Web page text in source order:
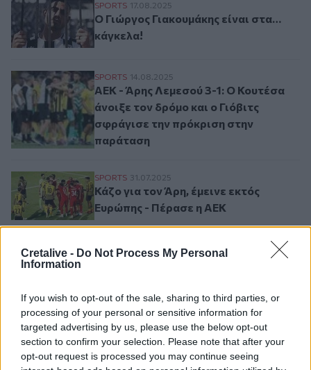
Cretalive - Do Not Process My Personal
Information
If you wish to opt-out of the sale, sharing to third parties, or
processing of your personal or sensitive information for
targeted advertising by us, please use the below opt-out
section to confirm your selection. Please note that after your
opt-out request is processed you may continue seeing
Ο Γιώργος Γιακουμάκης είναι στα…
SPORTS 17.08.2025
Ο Γιώργος Γιακουμάκης είναι στα…
κάγκελα!
ΑΕΚ - Άρης Λεμεσού 3-1: Ο Κουτέσα
SPORTS 14.08.2025
ΑΕΚ - Άρης Λεμεσού 3-1: Ο Κουτέσα
άνοιξε τον δρόμο και ο Γιόβιτς
σφράγισε την πρόκριση στην
παράταση
Κάζο για τον Άρη, έμεινε εκτός Ευρώπης
SPORTS 31.07.2025
Κάζο για τον Άρη, έμεινε εκτός
Ευρώπης - Πέρασε η ΑΕΚ
Ροή ειδήσεων Δημοφιλή